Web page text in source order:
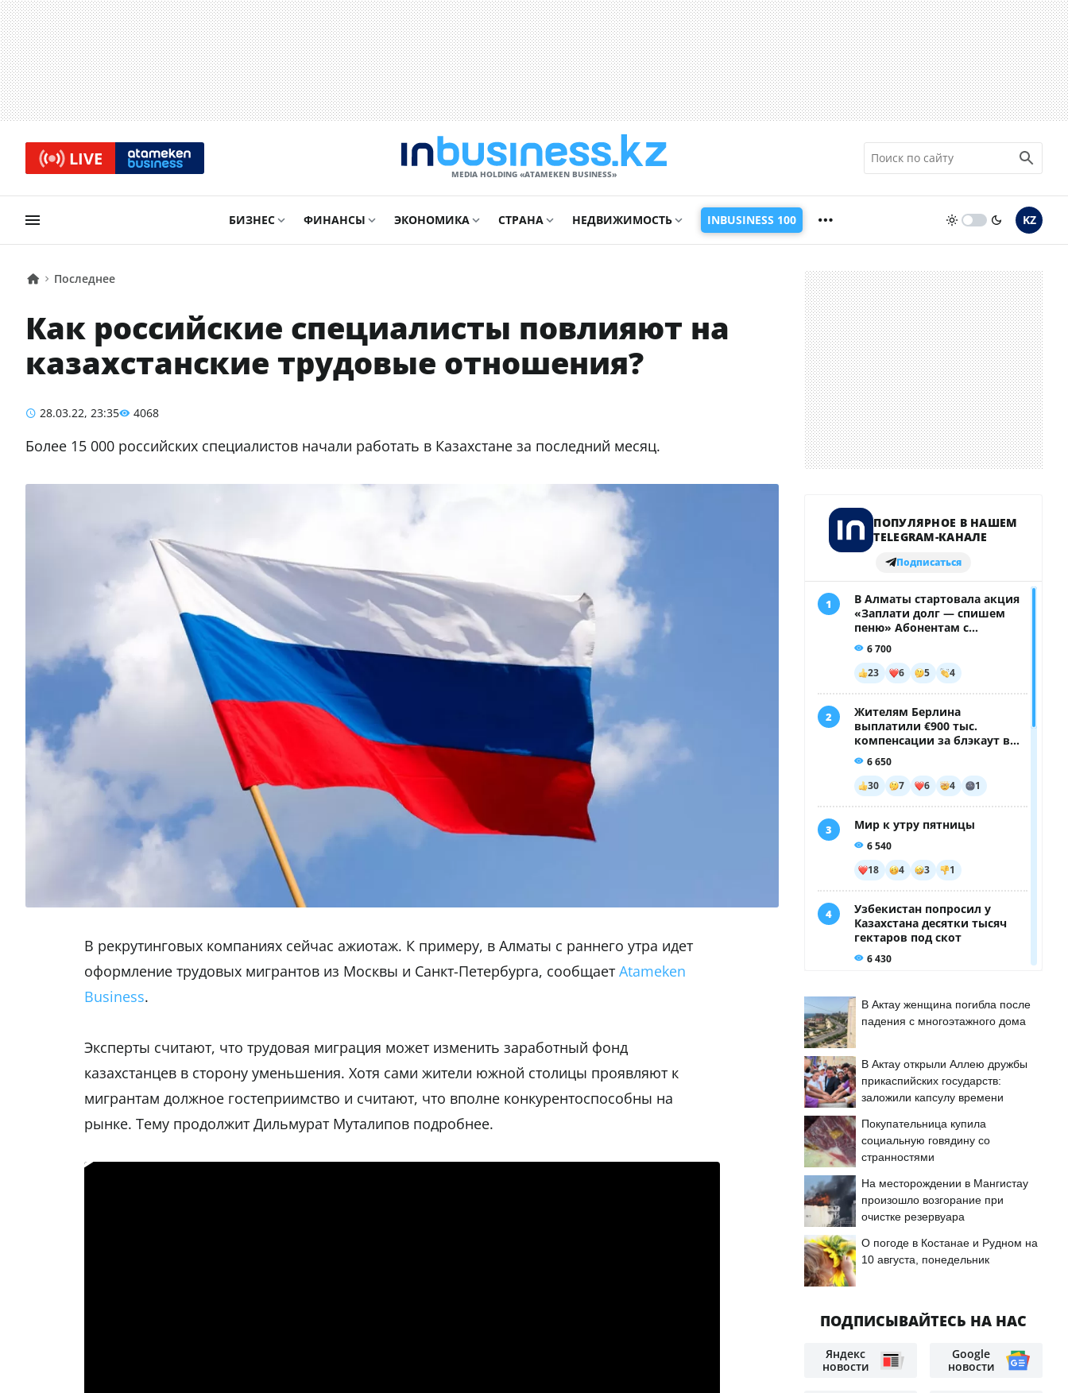
LIVE
MEDIA HOLDING «ATAMEKЕN BUSINESS»
БИЗНЕС ФИНАНСЫ ЭКОНОМИКА СТРАНА НЕДВИЖИМОСТЬ INBUSINESS 100 KZ
Последнее
Как российские специалисты повлияют на
казахстанские трудовые отношения?
28.03.22, 23:35 4068
Более 15 000 российских специалистов начали работать в Казахстане за последний месяц.
В рекрутинговых компаниях сейчас ажиотаж. К примеру, в Алматы с раннего утра идет
оформление трудовых мигрантов из Москвы и Санкт-Петербурга, сообщаетAtameken
Business.
Эксперты считают, что трудовая миграция может изменить заработный фонд
казахстанцев в сторону уменьшения. Хотя сами жители южной столицы проявляют к
мигрантам должное гостеприимство и считают, что вполне конкурентоспособны на
рынке. Тему продолжит Дильмурат Муталипов подробнее.
В Актау женщина погибла после
падения с многоэтажного дома
В Актау открыли Аллею дружбы
прикаспийских государств:
заложили капсулу времени
Покупательница купила
социальную говядину со
странностями
На месторождении в Мангистау
произошло возгорание при
очистке резервуара
О погоде в Костанае и Рудном на
10 августа, понедельник
ПОДПИСЫВАЙТЕСЬ НА НАС
Яндекс
новости
Google
новости